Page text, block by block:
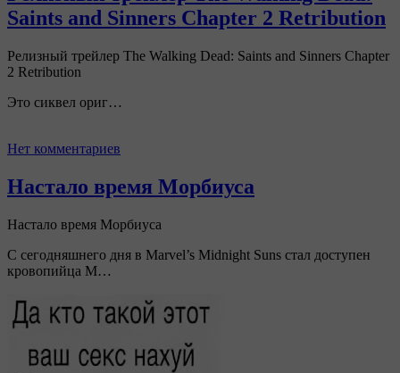
Saints and Sinners Chapter 2 Retribution
Релизный трейлер The Walking Dead: Saints and Sinners Chapter
2 Retribution
Это сиквел ориг…
Нет комментариев
Настало время Морбиуса
Настало время Морбиуса
С сегодняшнего дня в Marvel’s Midnight Suns стал доступен
кровопийца М…